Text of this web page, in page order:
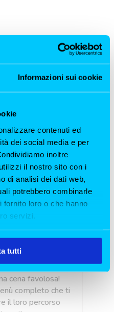
Informazioni sui cookie
contenuti ed
dei social media e per
inoltre
il nostro sito con i
di analisi dei dati web,
potrebbero combinarle
loro o che hanno
servizi.
tutti
fa
ad andarci
cambio sede ed
cena favolosa!
completo che ti
il loro percorso